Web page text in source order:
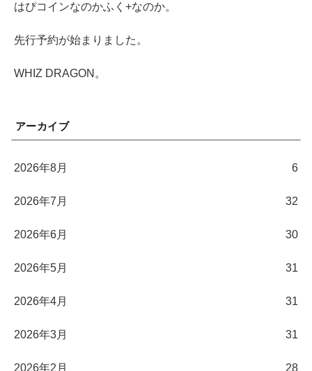
はぴコインなのかふく+なのか。
先行予約が始まりました。
WHIZ DRAGON。
アーカイブ
2026年8月 6
2026年7月 32
2026年6月 30
2026年5月 31
2026年4月 31
2026年3月 31
2026年2月 28